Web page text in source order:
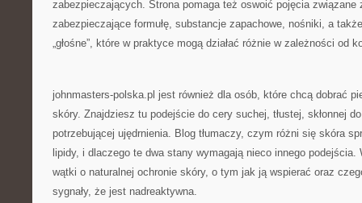
zabezpieczających. Strona pomaga też oswoić pojęcia
zabezpieczające formułę, substancje zapachowe, nośniki, a także
„głośne”, które w praktyce mogą działać różnie w zależności od
johnmasters-polska.pl jest również dla osób, które chcą dobrać
skóry. Znajdziesz tu podejście do cery suchej, tłustej, skłonnej
potrzebującej ujędrnienia. Blog tłumaczy, czym różni się skóra
lipidy, i dlaczego te dwa stany wymagają nieco innego
wątki o naturalnej ochronie skóry, o tym jak ją wspierać oraz
sygnały, że jest nadreaktywna.